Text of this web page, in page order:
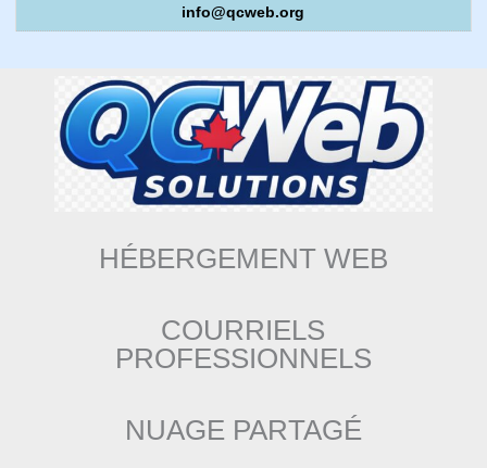
info@qcweb.org
HÉBERGEMENT WEB
COURRIELS
PROFESSIONNELS
NUAGE PARTAGÉ